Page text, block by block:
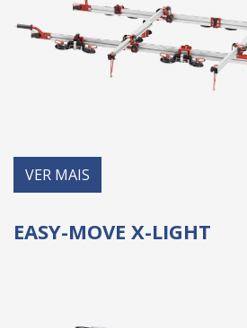
VER MAIS
EASY-MOVE X-LIGHT